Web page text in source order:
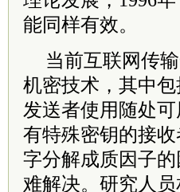
能同样有效。
当前互联网传
机密技术，其中
发送者使用随处
有特殊密钥的接
字分解成质因子
难解决。研究人